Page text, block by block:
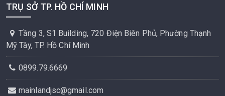
TRỤ SỞ TP. HỒ CHÍ MINH
Tầng 3, S1 Building, 720 Điện Biên Phủ, Phường Thạnh
Mỹ Tây, TP. Hồ Chí Minh
0899.79.6669
mainlandjsc@gmail.com